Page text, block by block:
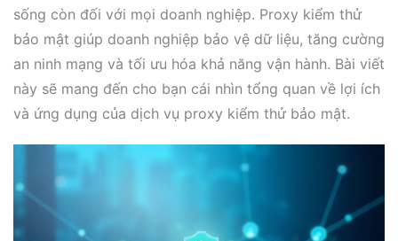
sống còn đối với mọi doanh nghiệp. Proxy kiểm thử
bảo mật giúp doanh nghiệp bảo vệ dữ liệu, tăng cường
an ninh mạng và tối ưu hóa khả năng vận hành. Bài viết
này sẽ mang đến cho bạn cái nhìn tổng quan về lợi ích
và ứng dụng của dịch vụ proxy kiểm thử bảo mật.